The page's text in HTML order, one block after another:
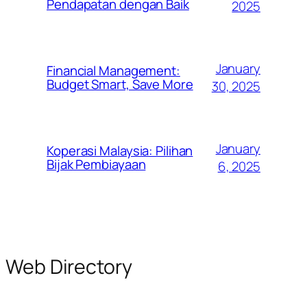
Pendapatan dengan Baik
2025
Financial Management:
Budget Smart, Save More
January
30, 2025
Koperasi Malaysia: Pilihan
Bijak Pembiayaan
January
6, 2025
Web Directory